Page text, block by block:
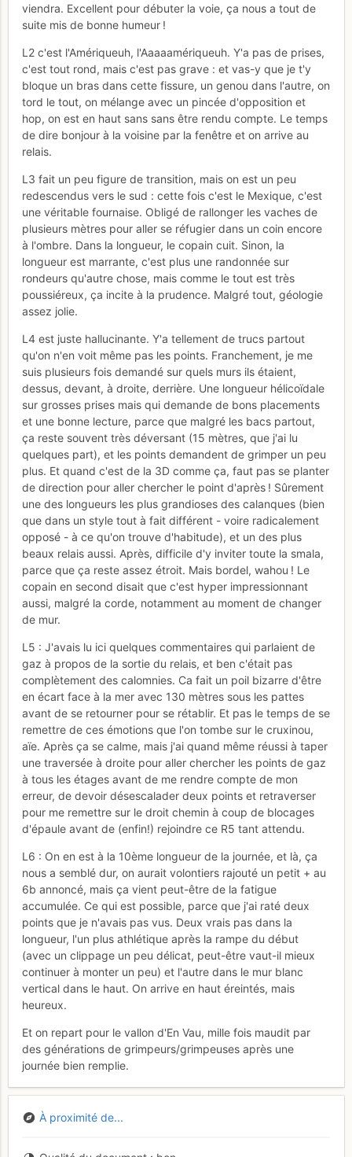
viendra. Excellent pour débuter la voie, ça nous a tout de
suite mis de bonne humeur !
L2 c'est l'Amériqueuh, l'Aaaaamériqueuh. Y'a pas de prises,
c'est tout rond, mais c'est pas grave : et vas-y que je t'y
bloque un bras dans cette fissure, un genou dans l'autre, on
tord le tout, on mélange avec un pincée d'opposition et
hop, on est en haut sans sans être rendu compte. Le temps
de dire bonjour à la voisine par la fenêtre et on arrive au
relais.
L3 fait un peu figure de transition, mais on est un peu
redescendus vers le sud : cette fois c'est le Mexique, c'est
une véritable fournaise. Obligé de rallonger les vaches de
plusieurs mètres pour aller se réfugier dans un coin encore
à l'ombre. Dans la longueur, le copain cuit. Sinon, la
longueur est marrante, c'est plus une randonnée sur
rondeurs qu'autre chose, mais comme le tout est très
poussiéreux, ça incite à la prudence. Malgré tout, géologie
assez jolie.
L4 est juste hallucinante. Y'a tellement de trucs partout
qu'on n'en voit même pas les points. Franchement, je me
suis plusieurs fois demandé sur quels murs ils étaient,
dessus, devant, à droite, derrière. Une longueur hélicoïdale
sur grosses prises mais qui demande de bons placements
et une bonne lecture, parce que malgré les bacs partout,
ça reste souvent très déversant (15 mètres, que j'ai lu
quelques part), et les points demandent de grimper un peu
plus. Et quand c'est de la 3D comme ça, faut pas se planter
de direction pour aller chercher le point d'après ! Sûrement
une des longueurs les plus grandioses des calanques (bien
que dans un style tout à fait différent - voire radicalement
opposé - à ce qu'on trouve d'habitude), et un des plus
beaux relais aussi. Après, difficile d'y inviter toute la smala,
parce que ça reste assez étroit. Mais bordel, wahou ! Le
copain en second disait que c'est hyper impressionnant
aussi, malgré la corde, notamment au moment de changer
de mur.
L5 : J'avais lu ici quelques commentaires qui parlaient de
gaz à propos de la sortie du relais, et ben c'était pas
complètement des calomnies. Ca fait un poil bizarre d'être
en écart face à la mer avec 130 mètres sous les pattes
avant de se retourner pour se rétablir. Et pas le temps de se
remettre de ces émotions que l'on tombe sur le cruxinou,
aïe. Après ça se calme, mais j'ai quand même réussi à taper
une traversée à droite pour aller chercher les points de gaz
à tous les étages avant de me rendre compte de mon
erreur, de devoir désescalader deux points et retraverser
pour me remettre sur le droit chemin à coup de blocages
d'épaule avant de (enfin!) rejoindre ce R5 tant attendu.
L6 : On en est à la 10ème longueur de la journée, et là, ça
nous a semblé dur, on aurait volontiers rajouté un petit + au
6b annoncé, mais ça vient peut-être de la fatigue
accumulée. Ce qui est possible, parce que j'ai raté deux
points que je n'avais pas vus. Deux vrais pas dans la
longueur, l'un plus athlétique après la rampe du début
(avec un clippage un peu délicat, peut-être vaut-il mieux
continuer à monter un peu) et l'autre dans le mur blanc
vertical dans le haut. On arrive en haut éreintés, mais
heureux.
Et on repart pour le vallon d'En Vau, mille fois maudit par
des générations de grimpeurs/grimpeuses après une
journée bien remplie.
À proximité de...